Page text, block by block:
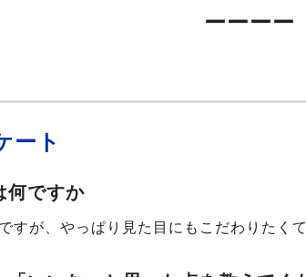
ーーーー
ート
何ですか
すが、やっぱり見た目にもこだわりたく